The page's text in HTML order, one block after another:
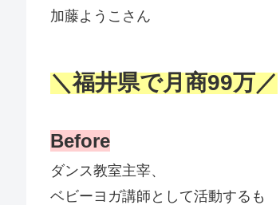
加藤ようこさん
＼福井県で月商99万／
Before
ダンス教室主宰、
ベビーヨガ講師として活動するも